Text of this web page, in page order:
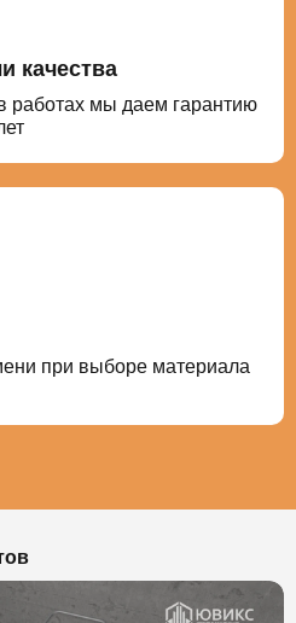
качества
работах мы даем гарантию
при выборе материала